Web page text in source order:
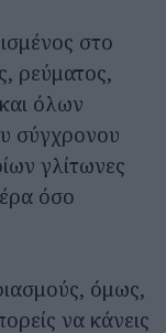
στο
ρεύματος,
όλων
σύγχρονου
γλίτωνες
όσο
όμως,
να κάνεις